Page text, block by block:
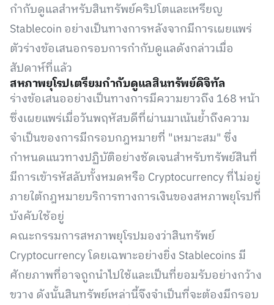
กำกับดูแลสำหรับสินทรัพย์คริปโตและเหรียญ
Stablecoin อย่างเป็นทางการหลังจากมีการเผยแพร่
ตัวร่างข้อเสนอกรอบการกำกับดูแลดังกล่าวเมื่อ
สัปดาห์ที่แล้ว
สหภาพยุโรปเตรียมกำกับดูแลสินทรัพย์ดิจิทัล
ร่างข้อเสนออย่างเป็นทางการมีความยาวถึง 168 หน้า
ซึ่งเผยแพร่เมื่อวันพฤหัสบดีที่ผ่านมาเน้นย้ำถึงความ
จำเป็นของการมีกรอบกฎหมายที่ "เหมาะสม" ซึ่ง
กำหนดแนวทางปฏิบัติอย่างชัดเจนสำหรับทรัพย์สินที่
มีการเข้ารหัสลับทั้งหมดหรือ Cryptocurrency ที่ไม่อยู่
ภายใต้กฎหมายบริการทางการเงินของสหภาพยุโรปที่
บังคับใช้อยู่
คณะกรรมการสหภาพยุโรปมองว่าสินทรัพย์
Cryptocurrency โดยเฉพาะอย่างยิ่ง Stablecoins มี
ศักยภาพที่อาจถูกนำไปใช้และเป็นที่ยอมรับอย่างกว้าง
ขวาง ดังนั้นสินทรัพย์เหล่านี้จึงจำเป็นที่จะต้องมีกรอบ